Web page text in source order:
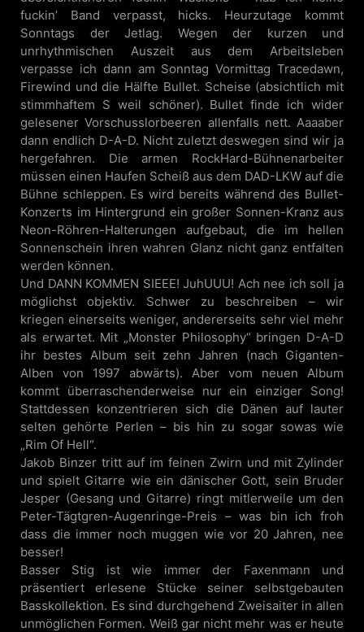
fuckin’ Band verpasst, hicks. Heurzutage kommt
Sonntags der Jetlag. Wegen der kurzen und
unrhythmischen Auszeit aus dem Arbeitsleben
verpasse ich dann am Sonntag Vormittag Tracedawn,
Firewind und die Hälfte Bullet. Scheise (absichtlich mit
stimmhaftem S weil schöner). Bullet finde ich wider
gelesener Vorschusslorbeeren allenfalls nett. Aaaaber
dann endlich D-A-D. Nicht zuletzt deswegen sind wir ja
hergefahren. Die armen RockHard-Bühnenarbeiter
müssen einen Haufen Scheiß aus dem DAD-LKW auf die
Bühne schleppen. Es wird bereits während des Bullet-
Konzerts im Hintergrund ein großer Sonnen-Kranz aus
Neon-Röhren-Halterungen aufgebaut, die im hellen
Sonnenschein ihren wahren Glanz nicht ganz entfalten
werden können.
Und DANN KOMMEN SIEEE! JuhUUU! Ach nee ich soll ja
möglichst objektiv. Schwer zu beschreiben – wir
kriegen einerseits weniger, andererseits sehr viel mehr
als erwartet. Mit „Monster Philosophy“ bringen D-A-D
ihr bestes Album seit zehn Jahren (nach Giganten-
Alben von 1997 abwärts). Aber vom neuen Album
kommt überraschenderweise nur ein einziger Song!
Stattdessen konzentrieren sich die Dänen auf lauter
selten gehörte Perlen – bis hin zu sogar sowas wie
„Rim Of Hell“.
Jakob Binzer tritt auf im feinen Zwirn und mit Zylinder
und spielt Gitarre wie ein dänischer Gott, sein Bruder
Jesper (Gesang und Gitarre) ringt mitlerweile um den
Peter-Tägtgren-Augenringe-Preis – was bin ich froh
dass die immer noch muggen wie vor 20 Jahren, nee
besser!
Basser Stig ist wie immer der Faxenmann und
präsentiert erlesene Stücke seiner selbstgebauten
Basskollektion. Es sind durchgehend Zweisaiter in allen
unmöglichen Formen. Weiß gar nicht mehr was er heute